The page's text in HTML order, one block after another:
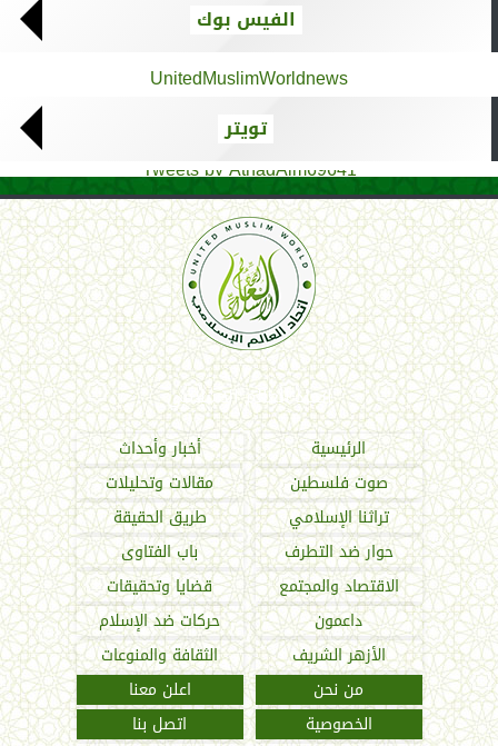
الفيس بوك
UnitedMuslimWorldnews
تويتر
Tweets by AthadAlm69641
اتحاد العالم الإسلامي
الرئيسية
أخبار وأحداث
صوت فلسطين
مقالات وتحليلات
تراثنا الإسلامي
طريق الحقيقة
حوار ضد التطرف
باب الفتاوى
الاقتصاد والمجتمع
قضايا وتحقيقات
داعمون
حركات ضد الإسلام
الأزهر الشريف
الثقافة والمنوعات
من نحن
اعلن معنا
الخصوصية
اتصل بنا